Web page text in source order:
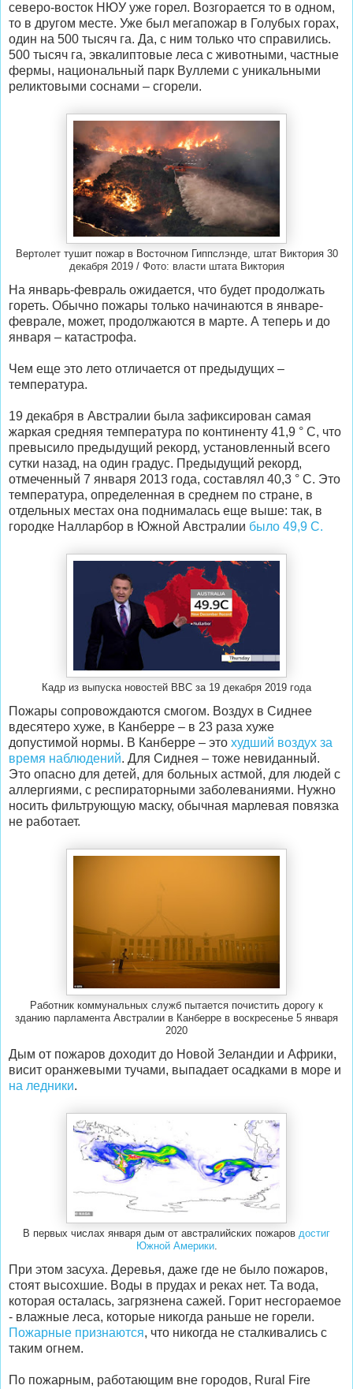
северо-восток НЮУ уже горел. Возгорается то в одном,
то в другом месте. Уже был мегапожар в Голубых горах,
один на 500 тысяч га. Да, с ним только что справились.
500 тысяч га, эвкалиптовые леса с животными, частные
фермы, национальный парк Вуллеми с уникальными
реликтовыми соснами – сгорели.
Вертолет тушит пожар в Восточном Гиппслэнде, штат Виктория 30
декабря 2019 / Фото: власти штата Виктория
На январь-февраль ожидается, что будет продолжать
гореть. Обычно пожары только начинаются в январе-
феврале, может, продолжаются в марте. А теперь и до
января – катастрофа.
Чем еще это лето отличается от предыдущих –
температура.
19 декабря в Австралии была зафиксирован самая
жаркая средняя температура по континенту 41,9 ° C, что
превысило предыдущий рекорд, установленный всего
сутки назад, на один градус. Предыдущий рекорд,
отмеченный 7 января 2013 года, составлял 40,3 ° С. Это
температура, определенная в среднем по стране, в
отдельных местах она поднималась еще выше: так, в
городке Налларбор в Южной Австралии было 49,9 C.
Кадр из выпуска новостей ВВС за 19 декабря 2019 года
Пожары сопровождаются смогом. Воздух в Сиднее
вдесятеро хуже, в Канберре – в 23 раза хуже
допустимой нормы. В Канберре – это худший воздух за
время наблюдений. Для Сиднея – тоже невиданный.
Это опасно для детей, для больных астмой, для людей с
аллергиями, с респираторными заболеваниями. Нужно
носить фильтрующую маску, обычная марлевая повязка
не работает.
Работник коммунальных служб пытается почистить дорогу к
зданию парламента Австралии в Канберре в воскресенье 5 января
2020
Дым от пожаров доходит до Новой Зеландии и Африки,
висит оранжевыми тучами, выпадает осадками в море и
на ледники.
В первых числах января дым от австралийских пожаров достиг
Южной Америки.
При этом засуха. Деревья, даже где не было пожаров,
стоят высохшие. Воды в прудах и реках нет. Та вода,
которая осталась, загрязнена сажей. Горит несгораемое
- влажные леса, которые никогда раньше не горели.
Пожарные признаются, что никогда не сталкивались с
таким огнем.
По пожарным, работающим вне городов, Rural Fire